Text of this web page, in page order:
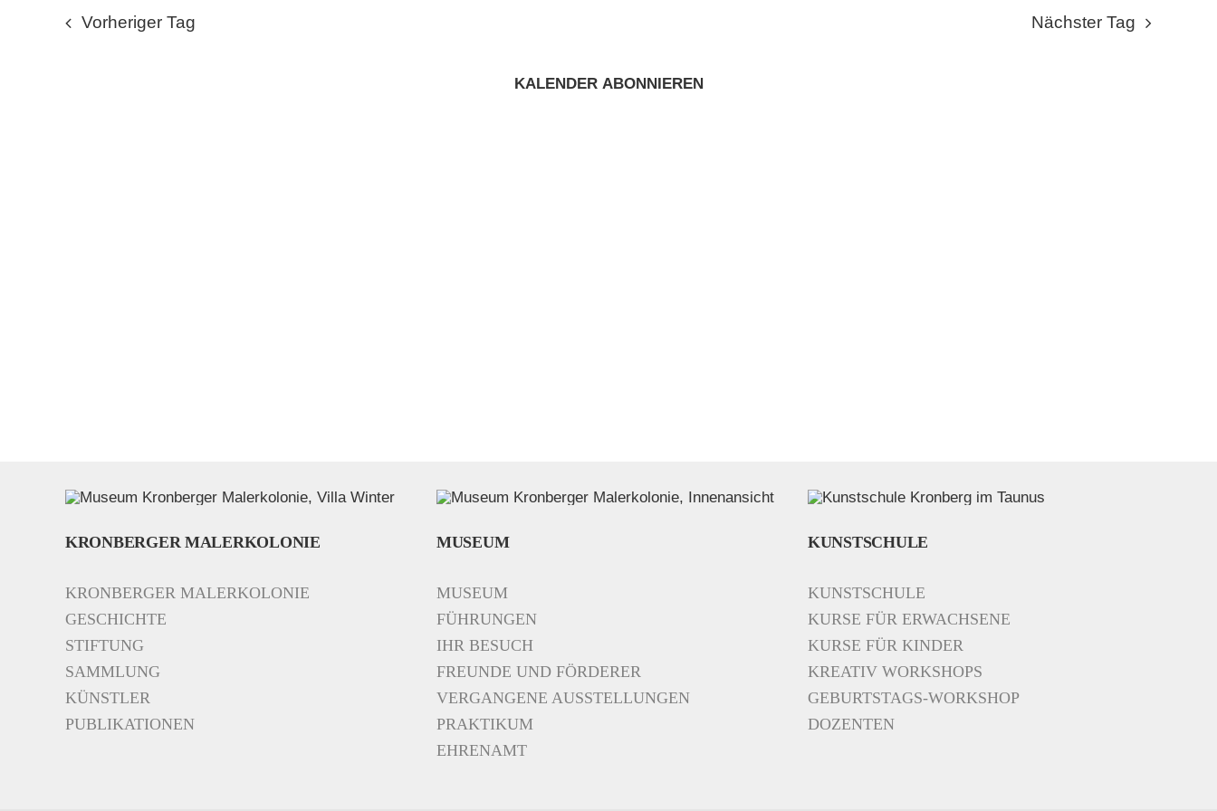
JULI
Vorheriger Tag Nächster Tag
KALENDER ABONNIEREN
KRONBERGER MALERKOLONIE
KRONBERGER MALERKOLONIE
GESCHICHTE
STIFTUNG
SAMMLUNG
KÜNSTLER
PUBLIKATIONEN
MUSEUM
MUSEUM
FÜHRUNGEN
IHR BESUCH
FREUNDE UND FÖRDERER
VERGANGENE AUSSTELLUNGEN
PRAKTIKUM
EHRENAMT
KUNSTSCHULE
KUNSTSCHULE
KURSE FÜR ERWACHSENE
KURSE FÜR KINDER
KREATIV WORKSHOPS
GEBURTSTAGS-WORKSHOP
DOZENTEN